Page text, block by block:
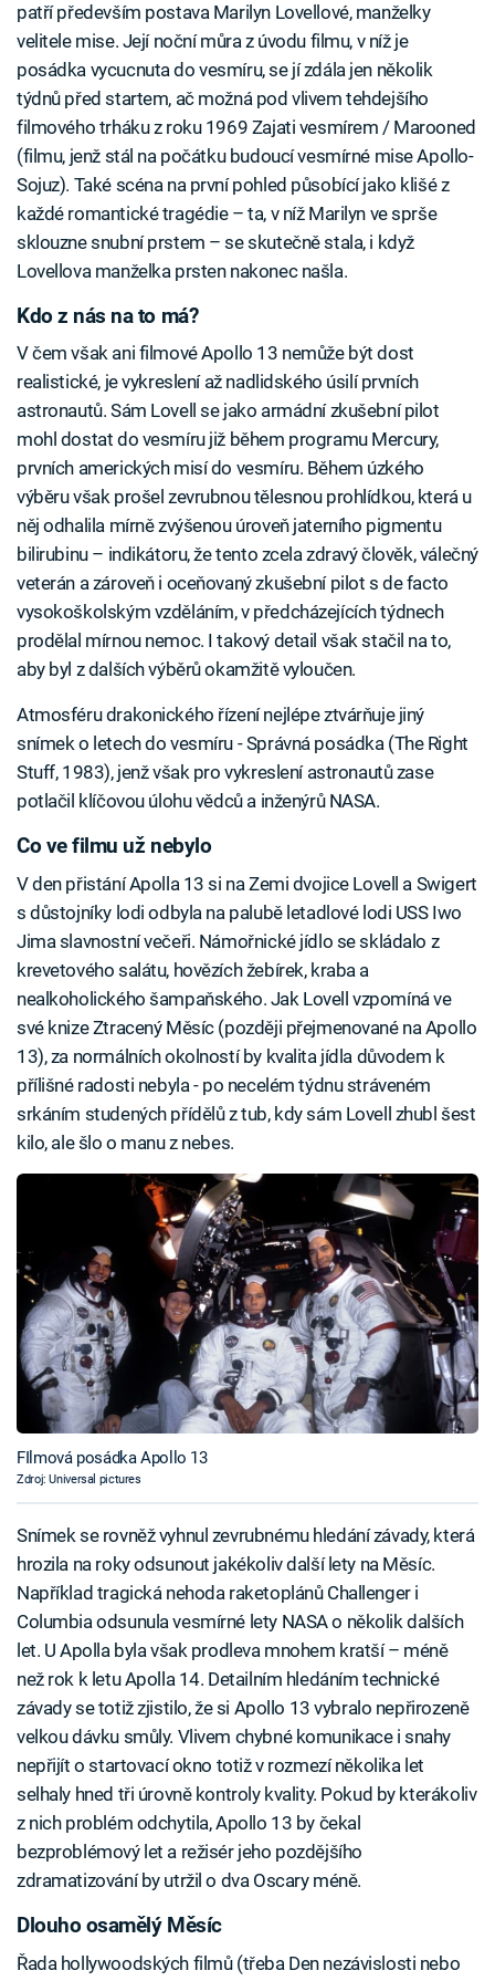
patří především postava Marilyn Lovellové, manželky
velitele mise. Její noční můra z úvodu filmu, v níž je
posádka vycucnuta do vesmíru, se jí zdála jen několik
týdnů před startem, ač možná pod vlivem tehdejšího
filmového trháku z roku 1969 Zajati vesmírem / Marooned
(filmu, jenž stál na počátku budoucí vesmírné mise Apollo-
Sojuz). Také scéna na první pohled působící jako klišé z
každé romantické tragédie – ta, v níž Marilyn ve sprše
sklouzne snubní prstem – se skutečně stala, i když
Lovellova manželka prsten nakonec našla.
Kdo z nás na to má?
V čem však ani filmové Apollo 13 nemůže být dost
realistické, je vykreslení až nadlidského úsilí prvních
astronautů. Sám Lovell se jako armádní zkušební pilot
mohl dostat do vesmíru již během programu Mercury,
prvních amerických misí do vesmíru. Během úzkého
výběru však prošel zevrubnou tělesnou prohlídkou, která u
něj odhalila mírně zvýšenou úroveň jaterního pigmentu
bilirubinu – indikátoru, že tento zcela zdravý člověk, válečný
veterán a zároveň i oceňovaný zkušební pilot s de facto
vysokoškolským vzděláním, v předcházejících týdnech
prodělal mírnou nemoc. I takový detail však stačil na to,
aby byl z dalších výběrů okamžitě vyloučen.
Atmosféru drakonického řízení nejlépe ztvárňuje jiný
snímek o letech do vesmíru - Správná posádka (The Right
Stuff, 1983), jenž však pro vykreslení astronautů zase
potlačil klíčovou úlohu vědců a inženýrů NASA.
Co ve filmu už nebylo
V den přistání Apolla 13 si na Zemi dvojice Lovell a Swigert
s důstojníky lodi odbyla na palubě letadlové lodi USS Iwo
Jima slavnostní večeři. Námořnické jídlo se skládalo z
krevetového salátu, hovězích žebírek, kraba a
nealkoholického šampaňského. Jak Lovell vzpomíná ve
své knize Ztracený Měsíc (později přejmenované na Apollo
13), za normálních okolností by kvalita jídla důvodem k
přílišné radosti nebyla - po necelém týdnu stráveném
srkáním studených přídělů z tub, kdy sám Lovell zhubl šest
kilo, ale šlo o manu z nebes.
FIlmová posádka Apollo 13
Zdroj: Universal pictures
Snímek se rovněž vyhnul zevrubnému hledání závady, která
hrozila na roky odsunout jakékoliv další lety na Měsíc.
Například tragická nehoda raketoplánů Challenger i
Columbia odsunula vesmírné lety NASA o několik dalších
let. U Apolla byla však prodleva mnohem kratší – méně
než rok k letu Apolla 14. Detailním hledáním technické
závady se totiž zjistilo, že si Apollo 13 vybralo nepřirozeně
velkou dávku smůly. Vlivem chybné komunikace i snahy
nepřijít o startovací okno totiž v rozmezí několika let
selhaly hned tři úrovně kontroly kvality. Pokud by kterákoliv
z nich problém odchytila, Apollo 13 by čekal
bezproblémový let a režisér jeho pozdějšího
zdramatizování by utržil o dva Oscary méně.
Dlouho osamělý Měsíc
Řada hollywoodských filmů (třeba Den nezávislosti nebo